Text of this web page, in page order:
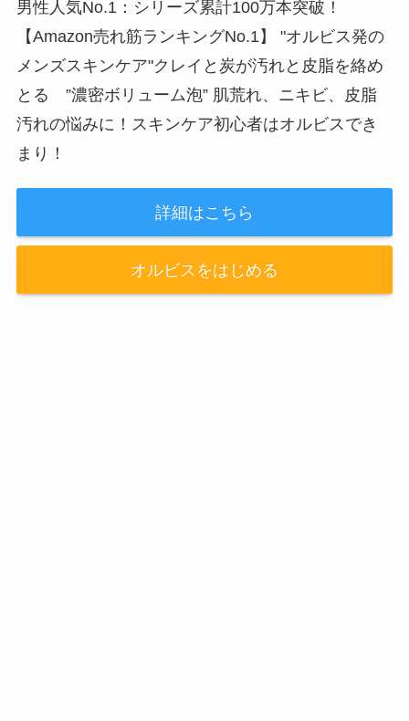
男性人気No.1：シリーズ累計100万本突破！
【Amazon売れ筋ランキングNo.1】 "オルビス発の
メンズスキンケア"クレイと炭が汚れと皮脂を絡め
とる ”濃密ボリューム泡” 肌荒れ、ニキビ、皮脂
汚れの悩みに！スキンケア初心者はオルビスでき
まり！
詳細はこちら
オルビスをはじめる